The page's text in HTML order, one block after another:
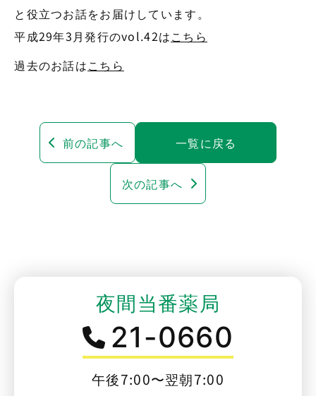
と役立つお話をお届けしています。
平成29年3月発行のvol.42はこちら
過去のお話はこちら
前の記事へ 一覧に戻る
次の記事へ
夜間当番薬局
21-0660
午後7:00〜翌朝7:00